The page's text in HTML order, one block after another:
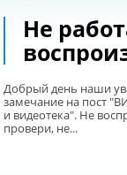
Не
Добрый день наши
замечание на пост
и видеотека". Не
провери, не...